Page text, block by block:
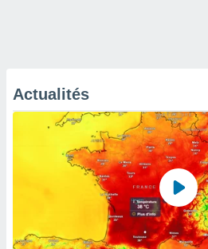
Actualités